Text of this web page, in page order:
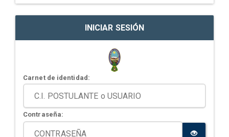
INICIAR SESIÓN
Carnet de identidad:
Contraseña: